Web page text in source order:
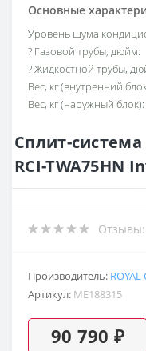
Основные
Уровень шума
? Газовой трубы, дюйм:
? Жидкостной трубы,
Вес, кг (внутренний
Вес, кг (наружный блок):
Сплит-система
RCI-TWA75HN
Отзывы:
Производитель: ROYAL
Артикул: ME188315
90 790 ₽